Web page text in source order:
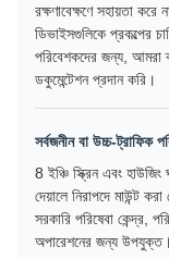
রক্ষণাবেক্ষণে সহায়তা করে
ডিভাইসগুলিকে প্রকল্পের
পরিবেশকদের জন্য, আমরা
ডকুমেন্টেশন প্রদান করি।
সর্বজনীন বা উচ্চ-ট্রাফিক
8 ইঞ্চি স্ক্রিন এবং হাউজিং
দেয়ালে নিরাপদে মাউন্ট
সরকারি পরিষেবা কেন্দ্র,
অপারেশনের জন্য উপযুক্ত।